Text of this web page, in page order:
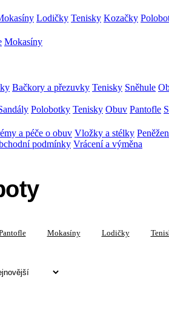
Lodičky Tenisky Kozačky
Mokasíny
Bačkory a přezuvky Tenisky Sněhule
Polobotky Tenisky Obuv Pantofle
a péče o obuv Vložky a stélky
podmínky Vrácení a výměna
Mokasíny Lodičky